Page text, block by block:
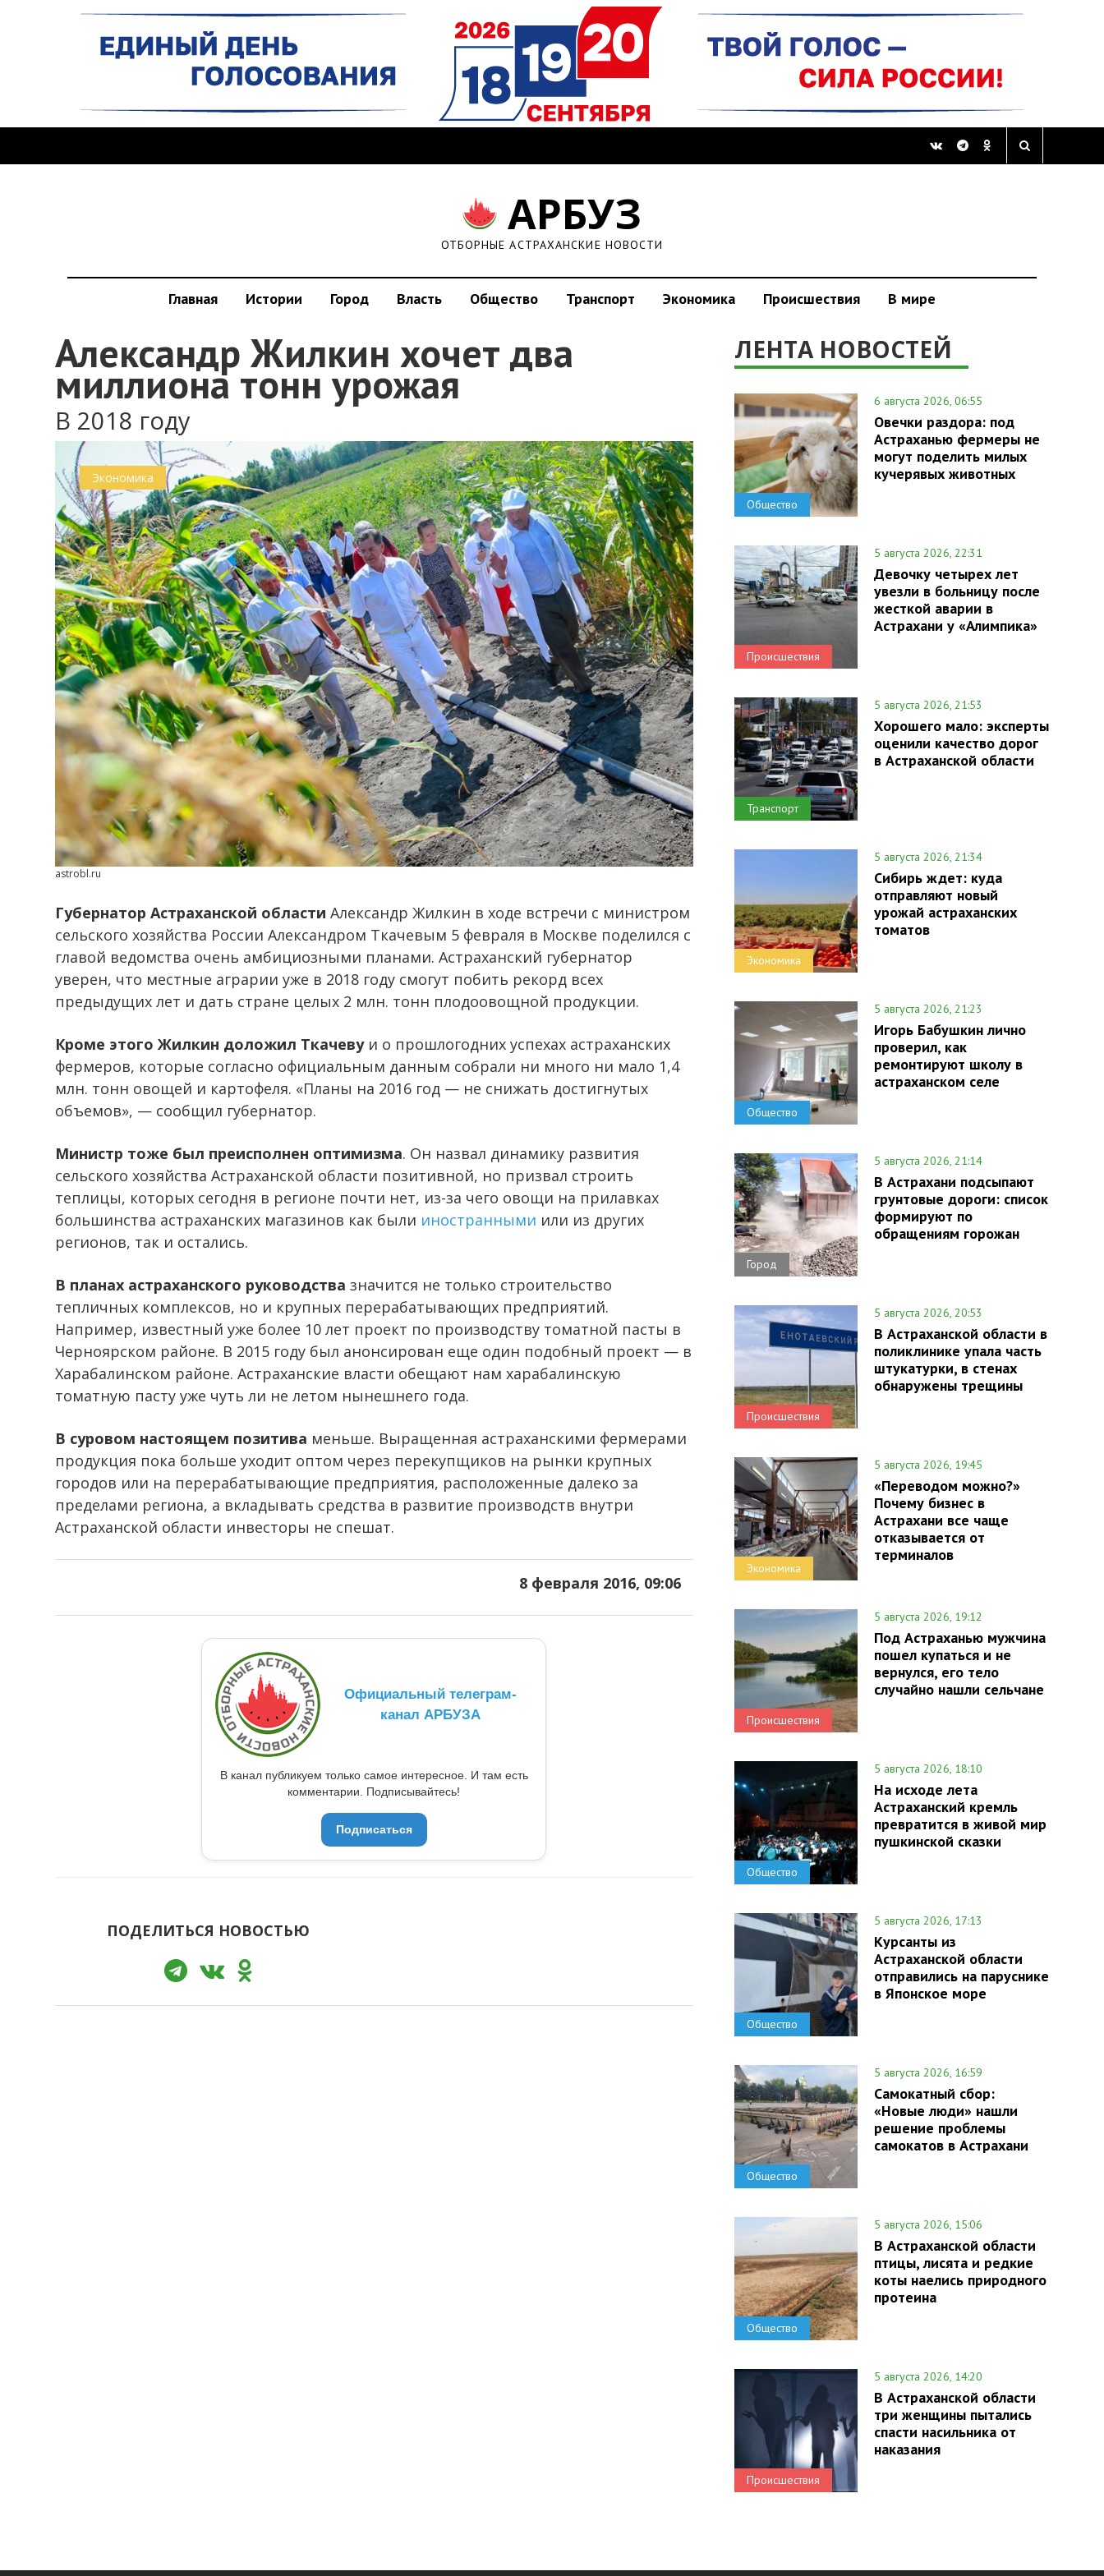
АРБУЗ
ОТБОРНЫЕ АСТРАХАНСКИЕ НОВОСТИ
Главная Истории Город Власть Общество Транспорт Экономика Происшествия В мире
Александр Жилкин хочет два
миллиона тонн урожая
В 2018 году
0
Экономика
astrobl.ru
Губернатор Астраханской области Александр Жилкин в ходе встречи с министром
сельского хозяйства России Александром Ткачевым 5 февраля в Москве поделился с
главой ведомства очень амбициозными планами. Астраханский губернатор
уверен, что местные аграрии уже в 2018 году смогут побить рекорд всех
предыдущих лет и дать стране целых 2 млн. тонн плодоовощной продукции.
Кроме этого Жилкин доложил Ткачевуи о прошлогодних успехах астраханских
фермеров, которые согласно официальным данным собрали ни много ни мало 1,4
млн. тонн овощей и картофеля. «Планы на 2016 год — не снижать достигнутых
объемов», — сообщил губернатор.
Министр тоже был преисполнен оптимизма. Он назвал динамику развития
сельского хозяйства Астраханской области позитивной, но призвал строить
теплицы, которых сегодня в регионе почти нет, из-за чего овощи на прилавках
большинства астраханских магазинов как были иностранными или из других
регионов, так и остались.
В планах астраханского руководства значится не только строительство
тепличных комплексов, но и крупных перерабатывающих предприятий.
Например, известный уже более 10 лет проект по производству томатной пасты в
Черноярском районе. В 2015 году был анонсирован еще один подобный проект — в
Харабалинском районе. Астраханские власти обещают нам харабалинскую
томатную пасту уже чуть ли не летом нынешнего года.
В суровом настоящем позитива меньше. Выращенная астраханскими фермерами
продукция пока больше уходит оптом через перекупщиков на рынки крупных
городов или на перерабатывающие предприятия, расположенные далеко за
пределами региона, а вкладывать средства в развитие производств внутри
Астраханской области инвесторы не спешат.
8 февраля 2016, 09:06
Официальный телеграм-
канал АРБУЗА
В канал публикуем только самое интересное. И там есть
комментарии. Подписывайтесь!
Подписаться
ПОДЕЛИТЬСЯ НОВОСТЬЮ
ЛЕНТА НОВОСТЕЙ
Общество
6 августа 2026, 06:55
Овечки раздора: под
Астраханью фермеры не
могут поделить милых
кучерявых животных
Происшествия
5 августа 2026, 22:31
Девочку четырех лет
увезли в больницу после
жесткой аварии в
Астрахани у «Алимпика»
Транспорт
5 августа 2026, 21:53
Хорошего мало: эксперты
оценили качество дорог
в Астраханской области
Экономика
5 августа 2026, 21:34
Сибирь ждет: куда
отправляют новый
урожай астраханских
томатов
Общество
5 августа 2026, 21:23
Игорь Бабушкин лично
проверил, как
ремонтируют школу в
астраханском селе
Город
5 августа 2026, 21:14
В Астрахани подсыпают
грунтовые дороги: список
формируют по
обращениям горожан
Происшествия
5 августа 2026, 20:53
В Астраханской области в
поликлинике упала часть
штукатурки, в стенах
обнаружены трещины
Экономика
5 августа 2026, 19:45
«Переводом можно?»
Почему бизнес в
Астрахани все чаще
отказывается от
терминалов
Происшествия
5 августа 2026, 19:12
Под Астраханью мужчина
пошел купаться и не
вернулся, его тело
случайно нашли сельчане
Общество
5 августа 2026, 18:10
На исходе лета
Астраханский кремль
превратится в живой мир
пушкинской сказки
Общество
5 августа 2026, 17:13
Курсанты из
Астраханской области
отправились на паруснике
в Японское море
Общество
5 августа 2026, 16:59
Самокатный сбор:
«Новые люди» нашли
решение проблемы
самокатов в Астрахани
Общество
5 августа 2026, 15:06
В Астраханской области
птицы, лисята и редкие
коты наелись природного
протеина
Происшествия
5 августа 2026, 14:20
В Астраханской области
три женщины пытались
спасти насильника от
наказания